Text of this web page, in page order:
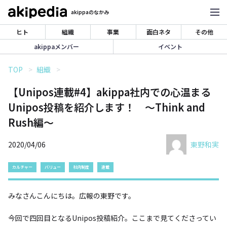
akippaのなかみ
ヒト 組織 事業 面白ネタ
その他
akippaメンバー
イベント
TOP 組織
【Unipos連載#4】akippa社内での心温まる
Unipos投稿を紹介します！ ～Think and
Rush編～
2020/04/06 東野和実
カルチャー バリュー 社内制度 連載
みなさんこんにちは。広報の東野です。
今回で四回目となるUnipos投稿紹介。ここまで見てくださってい